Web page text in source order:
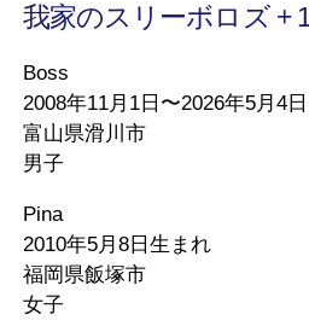
我家のスリーボロズ +
Boss
2008年11月1日〜2026年5月4日
富山県滑川市
男子
Pina
2010年5月8日生まれ
福岡県飯塚市
女子